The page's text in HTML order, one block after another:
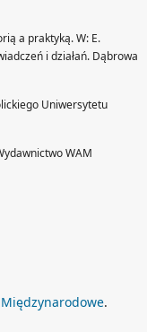
a praktyką. W: E.
i działań. Dąbrowa
Uniwersytetu
WAM
.